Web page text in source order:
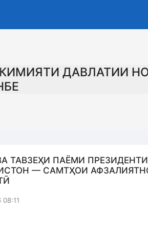
ДАВЛАТИИ
ТАВЗЕҲИ ПАЁМИ
— САМТҲОИ
08:11